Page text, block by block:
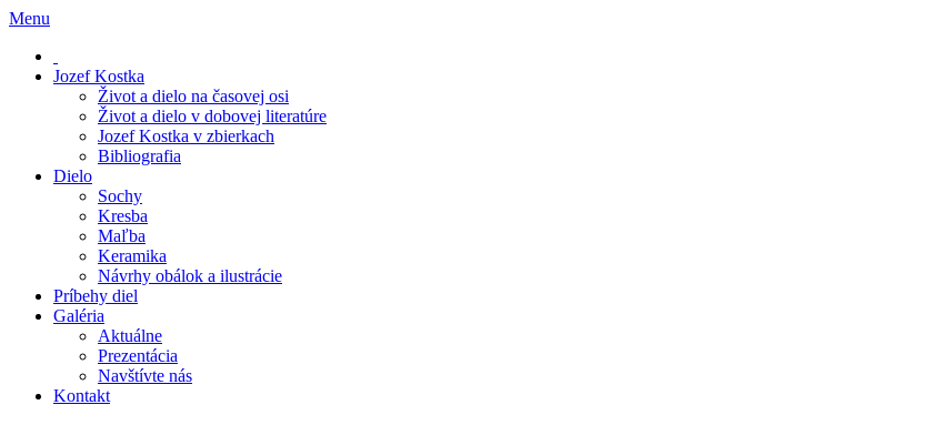
Menu
Jozef Kostka
Život a dielo na časovej osi
Život a dielo v dobovej literatúre
Jozef Kostka v zbierkach
Bibliografia
Dielo
Sochy
Kresba
Maľba
Keramika
Návrhy obálok a ilustrácie
Príbehy diel
Galéria
Aktuálne
Prezentácia
Navštívte nás
Kontakt